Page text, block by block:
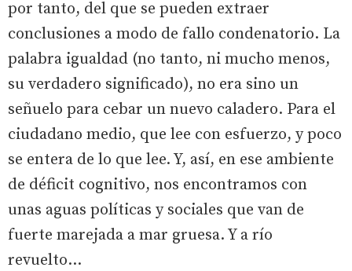
por tanto, del que se pueden extraer
conclusiones a modo de fallo condenatorio. La
palabra igualdad (no tanto, ni mucho menos,
su verdadero significado), no era sino un
señuelo para cebar un nuevo caladero. Para el
ciudadano medio, que lee con esfuerzo, y poco
se entera de lo que lee. Y, así, en ese ambiente
de déficit cognitivo, nos encontramos con
unas aguas políticas y sociales que van de
fuerte marejada a mar gruesa. Y a río
revuelto...